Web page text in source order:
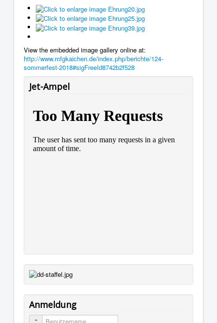
View the embedded image gallery online at:
http://www.mfgkaichen.de/index.php/berichte/124-
sommerfest-2018#sigFreeId8742b2f528
Jet-Ampel
Anmeldung